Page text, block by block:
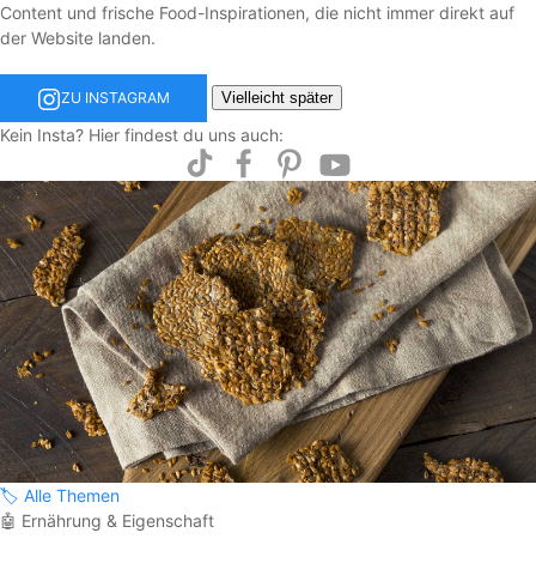
Content und frische Food-Inspirationen, die nicht immer direkt auf
der Website landen.
ZU INSTAGRAM Vielleicht später
Kein Insta? Hier findest du uns auch:
🏷️ Alle Themen
🤖 Ernährung & Eigenschaft